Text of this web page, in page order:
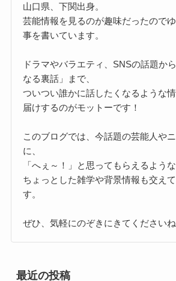
山口県、下関出身。
芸能情報を見るのが趣味だったので
事を書いています。
ドラマやバラエティ、SNSの話題か
なる裏話」まで、
ついつい誰かに話したくなるような
届けするのがモットーです！
このブログでは、今話題の芸能人や
に、
「へぇ～！」と思ってもらえるような
ちょっとした雑学や背景情報も交え
す。
ぜひ、気軽にのぞきにきてくださいね
最近の投稿